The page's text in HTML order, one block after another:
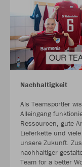
Nachhaltigkeit
Als Teamsportler
Alleingang
Ressourcen, gute
Lieferkette und
unsere Zukunft.
nachhaltiger
Team for a better